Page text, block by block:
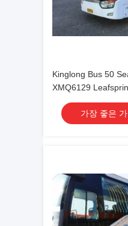
Kinglong Bus 50
XMQ6129
Weichai Engine
가장 좋은